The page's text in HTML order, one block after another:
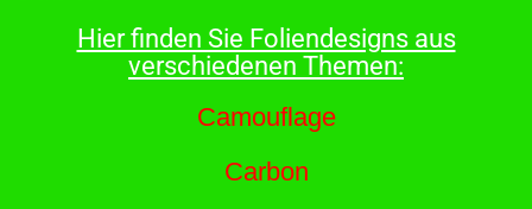
Hier finden Sie Foliendesigns aus
verschiedenen Themen:
Camouflage
Carbon